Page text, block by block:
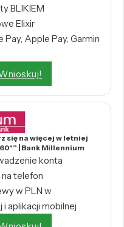
BLIKIEM
Elixir
Pay, Apple Pay, Garmin
się na więcej w letniej
| Bank Millennium
konta
telefon
w PLN w
aplikacji mobilnej